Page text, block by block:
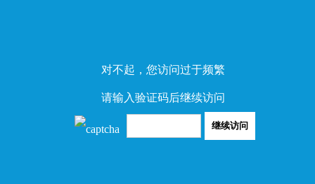
对不起，您访问过于频繁
请输入验证码后继续访问
继续访问